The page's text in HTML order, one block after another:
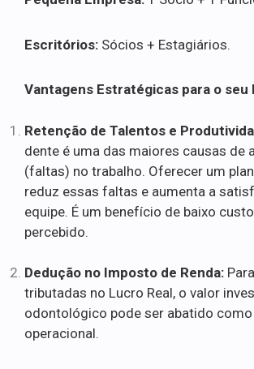
Escritórios: Sócios + Estagiários.
Vantagens Estratégicas para o seu
Retenção de Talentos e
dente é uma das maiores causas de
(faltas) no trabalho. Oferecer um
reduz essas faltas e aumenta a
equipe. É um benefício de baixo
percebido.
Dedução no Imposto de Renda:
tributadas no Lucro Real, o valor
odontológico pode ser abatido
operacional.